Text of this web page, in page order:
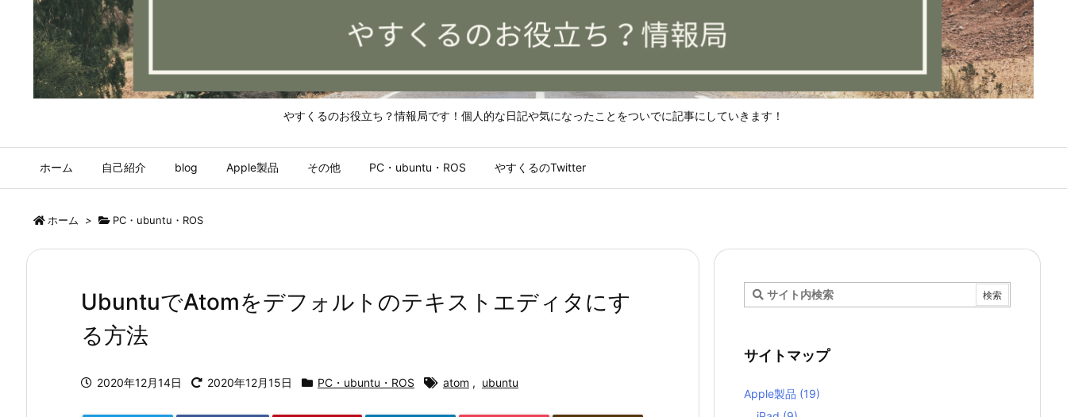
やすくるのお役立ち？情報局です！個人的な日記や気になったことをついでに記事にしていきます！
ホーム 自己紹介 blog Apple製品 その他 PC・ubuntu・ROS やすくるのTwitter
ホーム > PC・ubuntu・ROS
UbuntuでAtomをデフォルトのテキストエディタにす
る方法
2020年12月14日 2020年12月15日 PC・ubuntu・ROS atom , ubuntu
サイトマップ
Apple製品 (19)